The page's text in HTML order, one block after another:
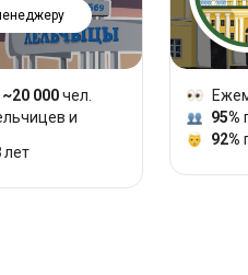
~20 000чел.
и
лет
95%
92%